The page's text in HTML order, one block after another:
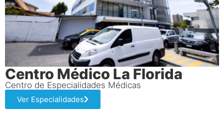
Centro Médico La Florida
Centro de Especialidades Médicas
Ver Especialidades